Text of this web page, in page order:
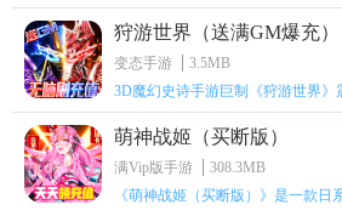
狩游世界（送满GM爆充）
变态手游
3.5MB
3D魔幻史诗手游巨制《狩游世界》
萌神战姬（买断版）
满Vip版手游
308.3MB